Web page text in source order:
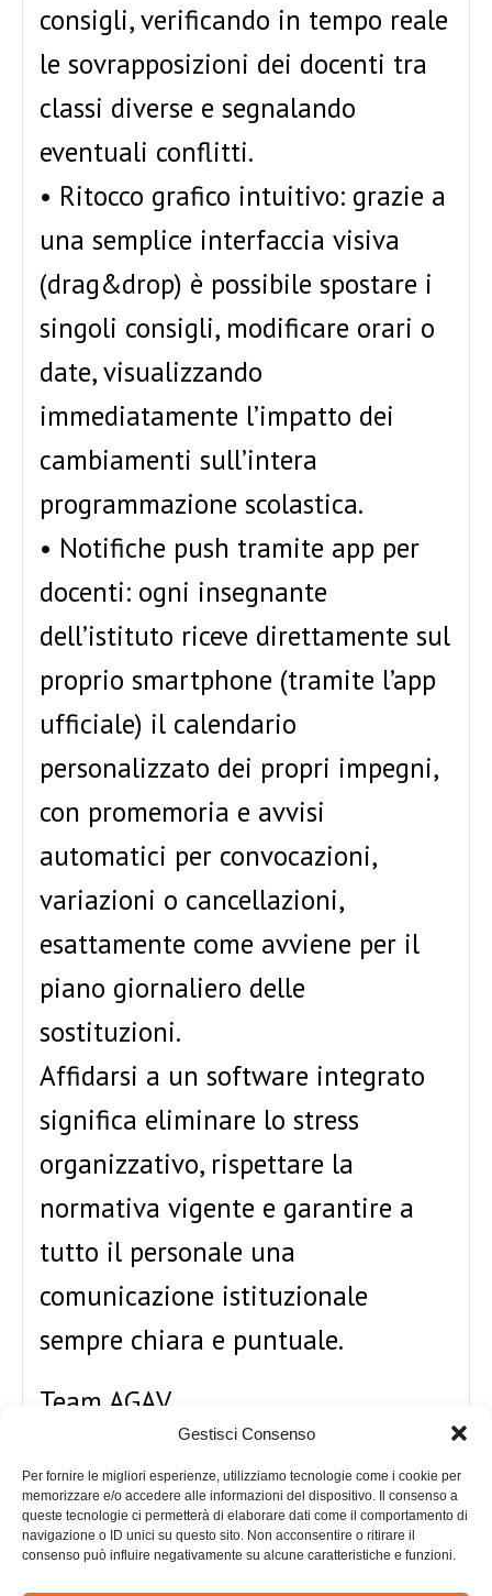
Gestisci Consenso
Per fornire le migliori esperienze, utilizziamo tecnologie come i cookie per
memorizzare e/o accedere alle informazioni del dispositivo. Il consenso a
queste tecnologie ci permetterà di elaborare dati come il comportamento di
navigazione o ID unici su questo sito. Non acconsentire o ritirare il
consenso può influire negativamente su alcune caratteristiche e funzioni.
consigli, verificando in tempo reale
le sovrapposizioni dei docenti tra
classi diverse e segnalando
eventuali conflitti.
• Ritocco grafico intuitivo: grazie a
una semplice interfaccia visiva
(drag&drop) è possibile spostare i
singoli consigli, modificare orari o
date, visualizzando
immediatamente l’impatto dei
cambiamenti sull’intera
programmazione scolastica.
• Notifiche push tramite app per
docenti: ogni insegnante
dell’istituto riceve direttamente sul
proprio smartphone (tramite l’app
ufficiale) il calendario
personalizzato dei propri impegni,
con promemoria e avvisi
automatici per convocazioni,
variazioni o cancellazioni,
esattamente come avviene per il
piano giornaliero delle
sostituzioni.
Affidarsi a un software integrato
significa eliminare lo stress
organizzativo, rispettare la
normativa vigente e garantire a
tutto il personale una
comunicazione istituzionale
sempre chiara e puntuale.
Team AGAV
Precedente Successivo